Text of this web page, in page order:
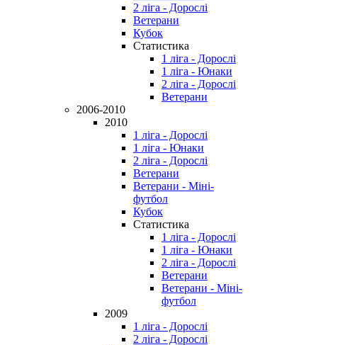
2 ліга - Дорослі
Ветерани
Кубок
Статистика
1 ліга - Дорослі
1 ліга - Юнаки
2 ліга - Дорослі
Ветерани
2006-2010
2010
1 ліга - Дорослі
1 ліга - Юнаки
2 ліга - Дорослі
Ветерани
Ветерани - Міні-
футбол
Кубок
Статистика
1 ліга - Дорослі
1 ліга - Юнаки
2 ліга - Дорослі
Ветерани
Ветерани - Міні-
футбол
2009
1 ліга - Дорослі
2 ліга - Дорослі